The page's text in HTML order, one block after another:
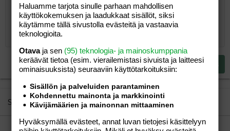
Järjestämätön lista
Suurenna sisennystä
Fontin koko
9
10
12
15
18
22
26
TekstiväriKirjasintyyli
Arial
Book Antiqua
Georgia
Tahoma
Times New Roman
Trebuchet MS
YliviivaaAlleviivattu
Rivinsisäinen koodi
Rivinsisäinen spoiler
Tasaus Tasaa vasemmalle
Keskitä
Justify text
Paragraph format
Normal
Heading 1
Heading 2
Heading 3
LainausLisää video/media
Lisää taulukko
Insert horizontal line
SpoilerKoodi
Tee uudelleen
BBCode-näkymä
Poista muotoilu
LuonnoksetTallenna luonnos
Poista luonnos
Kirjoita vastaus...
Lähetä vastaus
Similar threads
Erot Britaxin turvaistuinten välillä?
Haluamme tarjota sinulle parhaan mahdollisen
käyttökokemuksen ja laadukkaat sisällöt, siksi
käytämme tällä sivustolla evästeitä ja vastaavia
teknologioita.
Otavaja sen (95) teknologia- ja mainoskumppania
keräävät tietoa (esim. vierailemis­tasi sivuista ja laitteesi
ominaisuuk­sista) seuraaviin käyttötarkoituksiin:
Sisällön ja palveluiden parantaminen
Kohdennettu mainonta ja markkinointi
Kävijämäärien ja mainonnan mittaaminen
Hyväksymällä evästeet, annat luvan tietojesi käsittelyyn